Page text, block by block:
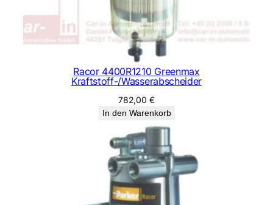
Racor 4400R1210 Greenmax
Kraftstoff-/Wasserabscheider
782,00 €
In den Warenkorb